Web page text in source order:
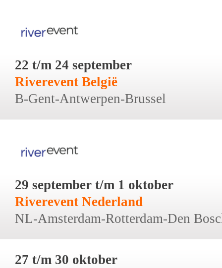
22 t/m 24 september
Riverevent België
B-Gent-Antwerpen-Brussel
29 september t/m 1 oktober
Riverevent Nederland
NL-Amsterdam-Rotterdam-Den
27 t/m 30 oktober